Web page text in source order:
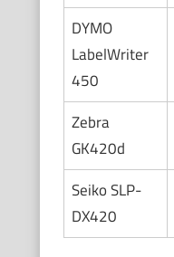
DYMO
LabelWriter
450
Zebra
GK420d
Seiko SLP-
DX420